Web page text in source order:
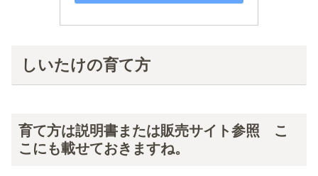
しいたけの育て方
育て方は説明書または販売サイト参照 こ
こにも載せておきますね。